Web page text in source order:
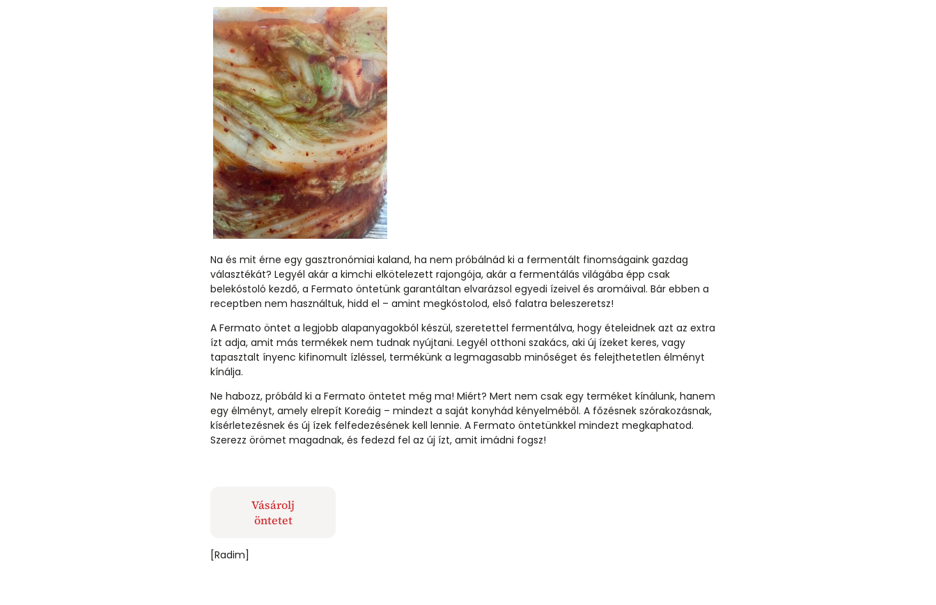
Na és mit érne egy gasztronómiai kaland, ha nem próbálnád ki a fermentált finomságaink gazdag
választékát? Legyél akár a kimchi elkötelezett rajongója, akár a fermentálás világába épp csak
belekóstoló kezdő, a Fermato öntetünk garantáltan elvarázsol egyedi ízeivel és aromáival. Bár ebben a
receptben nem használtuk, hidd el – amint megkóstolod, első falatra beleszeretsz!
A Fermato öntet a legjobb alapanyagokból készül, szeretettel fermentálva, hogy ételeidnek azt az extra
ízt adja, amit más termékek nem tudnak nyújtani. Legyél otthoni szakács, aki új ízeket keres, vagy
tapasztalt ínyenc kifinomult ízléssel, termékünk a legmagasabb minőséget és felejthetetlen élményt
kínálja.
Ne habozz, próbáld ki a Fermato öntetet még ma! Miért? Mert nem csak egy terméket kínálunk, hanem
egy élményt, amely elrepít Koreáig – mindezt a saját konyhád kényelméből. A főzésnek szórakozásnak,
kísérletezésnek és új ízek felfedezésének kell lennie. A Fermato öntetünkkel mindezt megkaphatod.
Szerezz örömet magadnak, és fedezd fel az új ízt, amit imádni fogsz!
Vásárolj
öntetet
[Radim]